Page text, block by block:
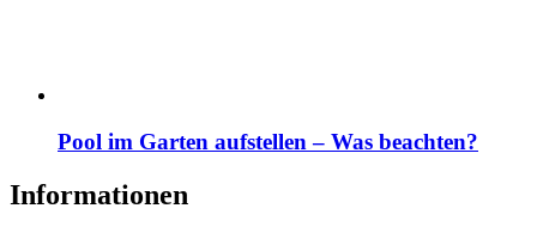
Pool im Garten aufstellen – Was beachten?
Informationen